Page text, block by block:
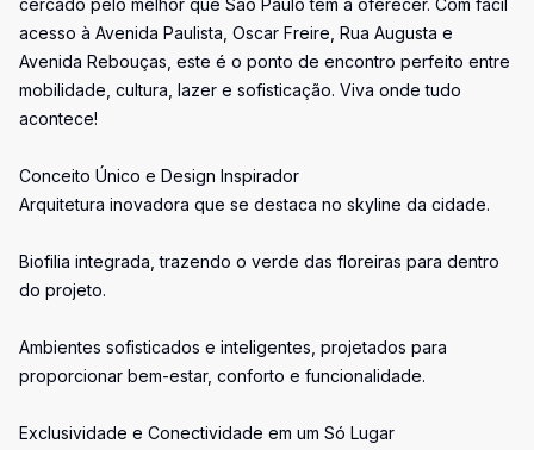
cercado pelo melhor que São Paulo tem a oferecer. Com fácil
acesso à Avenida Paulista, Oscar Freire, Rua Augusta e
Avenida Rebouças, este é o ponto de encontro perfeito entre
mobilidade, cultura, lazer e sofisticação. Viva onde tudo
acontece!
Conceito Único e Design Inspirador
Arquitetura inovadora que se destaca no skyline da cidade.
Biofilia integrada, trazendo o verde das floreiras para dentro
do projeto.
Ambientes sofisticados e inteligentes, projetados para
proporcionar bem-estar, conforto e funcionalidade.
Exclusividade e Conectividade em um Só Lugar